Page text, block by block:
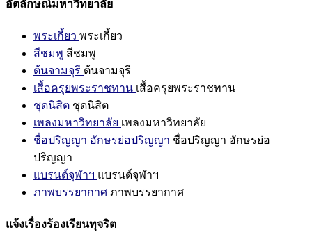
อัตลักษณ์มหาวิทยาลัย
พระเกี้ยว พระเกี้ยว
สีชมพู สีชมพู
ต้นจามจุรี ต้นจามจุรี
เสื้อครุยพระราชทาน เสื้อครุยพระราชทาน
ชุดนิสิต ชุดนิสิต
เพลงมหาวิทยาลัย เพลงมหาวิทยาลัย
ชื่อปริญญา อักษรย่อปริญญา ชื่อปริญญา อักษรย่อ
ปริญญา
แบรนด์จุฬาฯ แบรนด์จุฬาฯ
ภาพบรรยากาศ ภาพบรรยากาศ
แจ้งเรื่องร้องเรียนทุจริต